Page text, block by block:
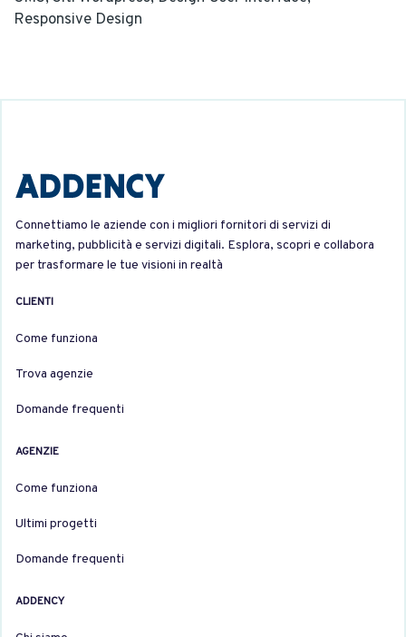
Responsive Design
Connettiamo le aziende con i migliori fornitori di servizi di
marketing, pubblicità e servizi digitali. Esplora, scopri e collabora
per trasformare le tue visioni in realtà
CLIENTI
Come funziona
Trova agenzie
Domande frequenti
AGENZIE
Come funziona
Ultimi progetti
Domande frequenti
ADDENCY